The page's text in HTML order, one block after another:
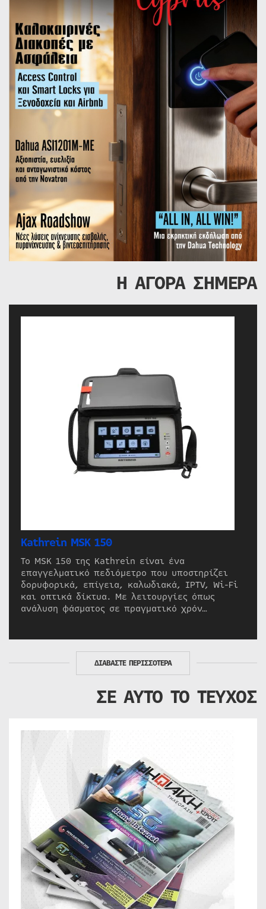
Η ΑΓΟΡΑ ΣΗΜΕΡΑ
Kathrein MSK 150
Το MSK 150 της Kathrein είναι ένα
επαγγελματικό πεδιόμετρο που υποστηρίζει
δορυφορικά, επίγεια, καλωδιακά, IPTV, Wi-Fi
και οπτικά δίκτυα. Με λειτουργίες όπως
ανάλυση φάσματος σε πραγματικό χρόν…
ΔΙΑΒΑΣΤΕ ΠΕΡΙΣΣΟΤΕΡΑ
ΣΕ ΑΥΤΟ ΤΟ ΤΕΥΧΟΣ